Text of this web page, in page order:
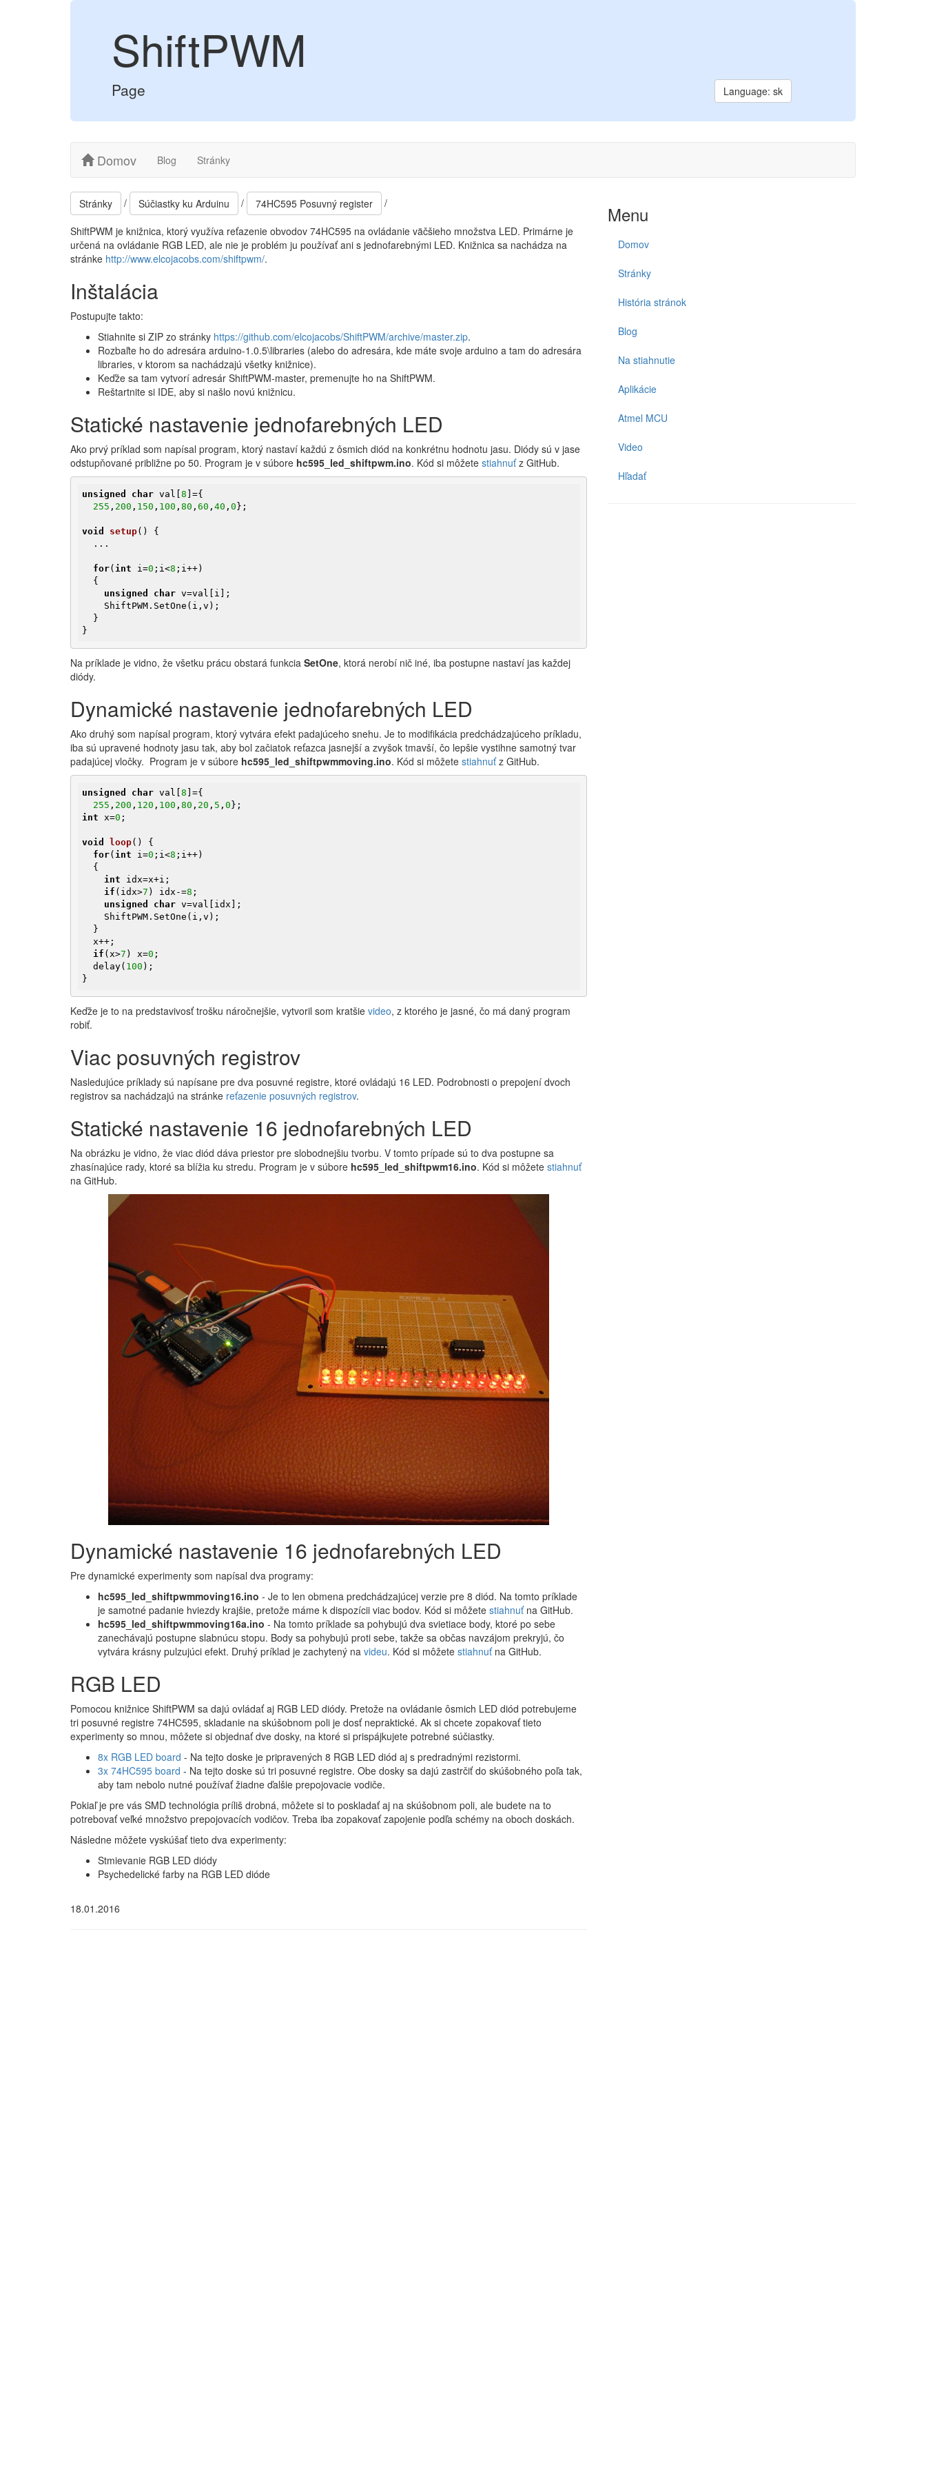
ShiftPWM
Page Language: sk
Domov Blog Stránky
Stránky / Súčiastky ku Arduinu / 74HC595 Posuvný register /
ShiftPWM je knižnica, ktorý využíva reťazenie obvodov 74HC595 na ovládanie väčšieho množstva LED. Primárne je
určená na ovládanie RGB LED, ale nie je problém ju používať ani s jednofarebnými LED. Knižnica sa nachádza na
stránke http://www.elcojacobs.com/shiftpwm/.
Inštalácia
Postupujte takto:
Stiahnite si ZIP zo stránky https://github.com/elcojacobs/ShiftPWM/archive/master.zip.
Rozbaľte ho do adresára arduino-1.0.5\libraries (alebo do adresára, kde máte svoje arduino a tam do adresára
libraries, v ktorom sa nachádzajú všetky knižnice).
Keďže sa tam vytvorí adresár ShiftPWM-master, premenujte ho na ShiftPWM.
Reštartnite si IDE, aby si našlo novú knižnicu.
Statické nastavenie jednofarebných LED
Ako prvý príklad som napísal program, ktorý nastaví každú z ôsmich diód na konkrétnu hodnotu jasu. Diódy sú v jase
odstupňované približne po 50. Program je v súbore hc595_led_shiftpwm.ino. Kód si môžete stiahnuťz GitHub.
unsigned char val[ 8 ]={
255 , 200 , 150 , 100 , 80 , 60 , 40 , 0 };
void setup()
{
for( int i=0 ;i<8 ;i++)
unsigned
char v=val[i];
}
Na príklade je vidno, že všetku prácu obstará funkcia SetOne, ktorá nerobí nič iné, iba postupne nastaví jas každej
diódy.
Dynamické nastavenie jednofarebných LED
Ako druhý som napísal program, ktorý vytvára efekt padajúceho snehu. Je to modifikácia predchádzajúceho príkladu,
iba sú upravené hodnoty jasu tak, aby bol začiatok reťazca jasnejší a zvyšok tmavší, čo lepšie vystihne samotný tvar
padajúcej vločky. Program je v súbore hc595_led_shiftpwmmoving.ino. Kód si môžete stiahnuťz GitHub.
unsigned char val[ 8 ]={
255 , 200 , 120 , 100 , 80 , 20 , 5 , 0
int x=0 ;
void loop()
{
for( int i=0 ;i<8 ;i++)
int idx=x+i;
if (idx>7 ) idx-=8 ;
unsigned
char v=val[idx];
if (x>7 ) x=0 ;
  delay(
100 );
}
Keďže je to na predstavivosť trošku náročnejšie, vytvoril som kratšie video, z ktorého je jasné, čo má daný program
robiť.
Viac posuvných registrov
Nasledujúce príklady sú napísane pre dva posuvné registre, ktoré ovládajú 16 LED. Podrobnosti o prepojení dvoch
registrov sa nachádzajú na stránke reťazenie posuvných registrov.
Statické nastavenie 16 jednofarebných LED
Na obrázku je vidno, že viac diód dáva priestor pre slobodnejšiu tvorbu. V tomto prípade sú to dva postupne sa
zhasínajúce rady, ktoré sa blížia ku stredu. Program je v súbore hc595_led_shiftpwm16.ino. Kód si môžete stiahnuť
na GitHub.
Dynamické nastavenie 16 jednofarebných LED
Pre dynamické experimenty som napísal dva programy:
hc595_led_shiftpwmmoving16.ino - Je to len obmena predchádzajúcej verzie pre 8 diód. Na tomto príklade
je samotné padanie hviezdy krajšie, pretože máme k dispozícii viac bodov. Kód si môžete stiahnuťna GitHub.
hc595_led_shiftpwmmoving16a.ino - Na tomto príklade sa pohybujú dva svietiace body, ktoré po sebe
zanechávajú postupne slabnúcu stopu. Body sa pohybujú proti sebe, takže sa občas navzájom prekryjú, čo
vytvára krásny pulzujúci efekt. Druhý príklad je zachytený na videu. Kód si môžete stiahnuťna GitHub.
RGB LED
Pomocou knižnice ShiftPWM sa dajú ovládať aj RGB LED diódy. Pretože na ovládanie ôsmich LED diód potrebujeme
tri posuvné registre 74HC595, skladanie na skúšobnom poli je dosť nepraktické. Ak si chcete zopakovať tieto
experimenty so mnou, môžete si objednať dve dosky, na ktoré si prispájkujete potrebné súčiastky.
8x RGB LED board - Na tejto doske je pripravených 8 RGB LED diód aj s predradnými rezistormi.
3x 74HC595 board - Na tejto doske sú tri posuvné registre. Obe dosky sa dajú zastrčiť do skúšobného poľa tak,
aby tam nebolo nutné používať žiadne ďalšie prepojovacie vodiče.
Pokiaľ je pre vás SMD technológia príliš drobná, môžete si to poskladať aj na skúšobnom poli, ale budete na to
potrebovať veľké množstvo prepojovacích vodičov. Treba iba zopakovať zapojenie podľa schémy na oboch doskách.
Následne môžete vyskúšať tieto dva experimenty:
Stmievanie RGB LED diódy
Psychedelické farby na RGB LED dióde
18.01.2016
Menu
Domov
Stránky
História stránok
Blog
Na stiahnutie
Aplikácie
Atmel MCU
Video
Hľadať